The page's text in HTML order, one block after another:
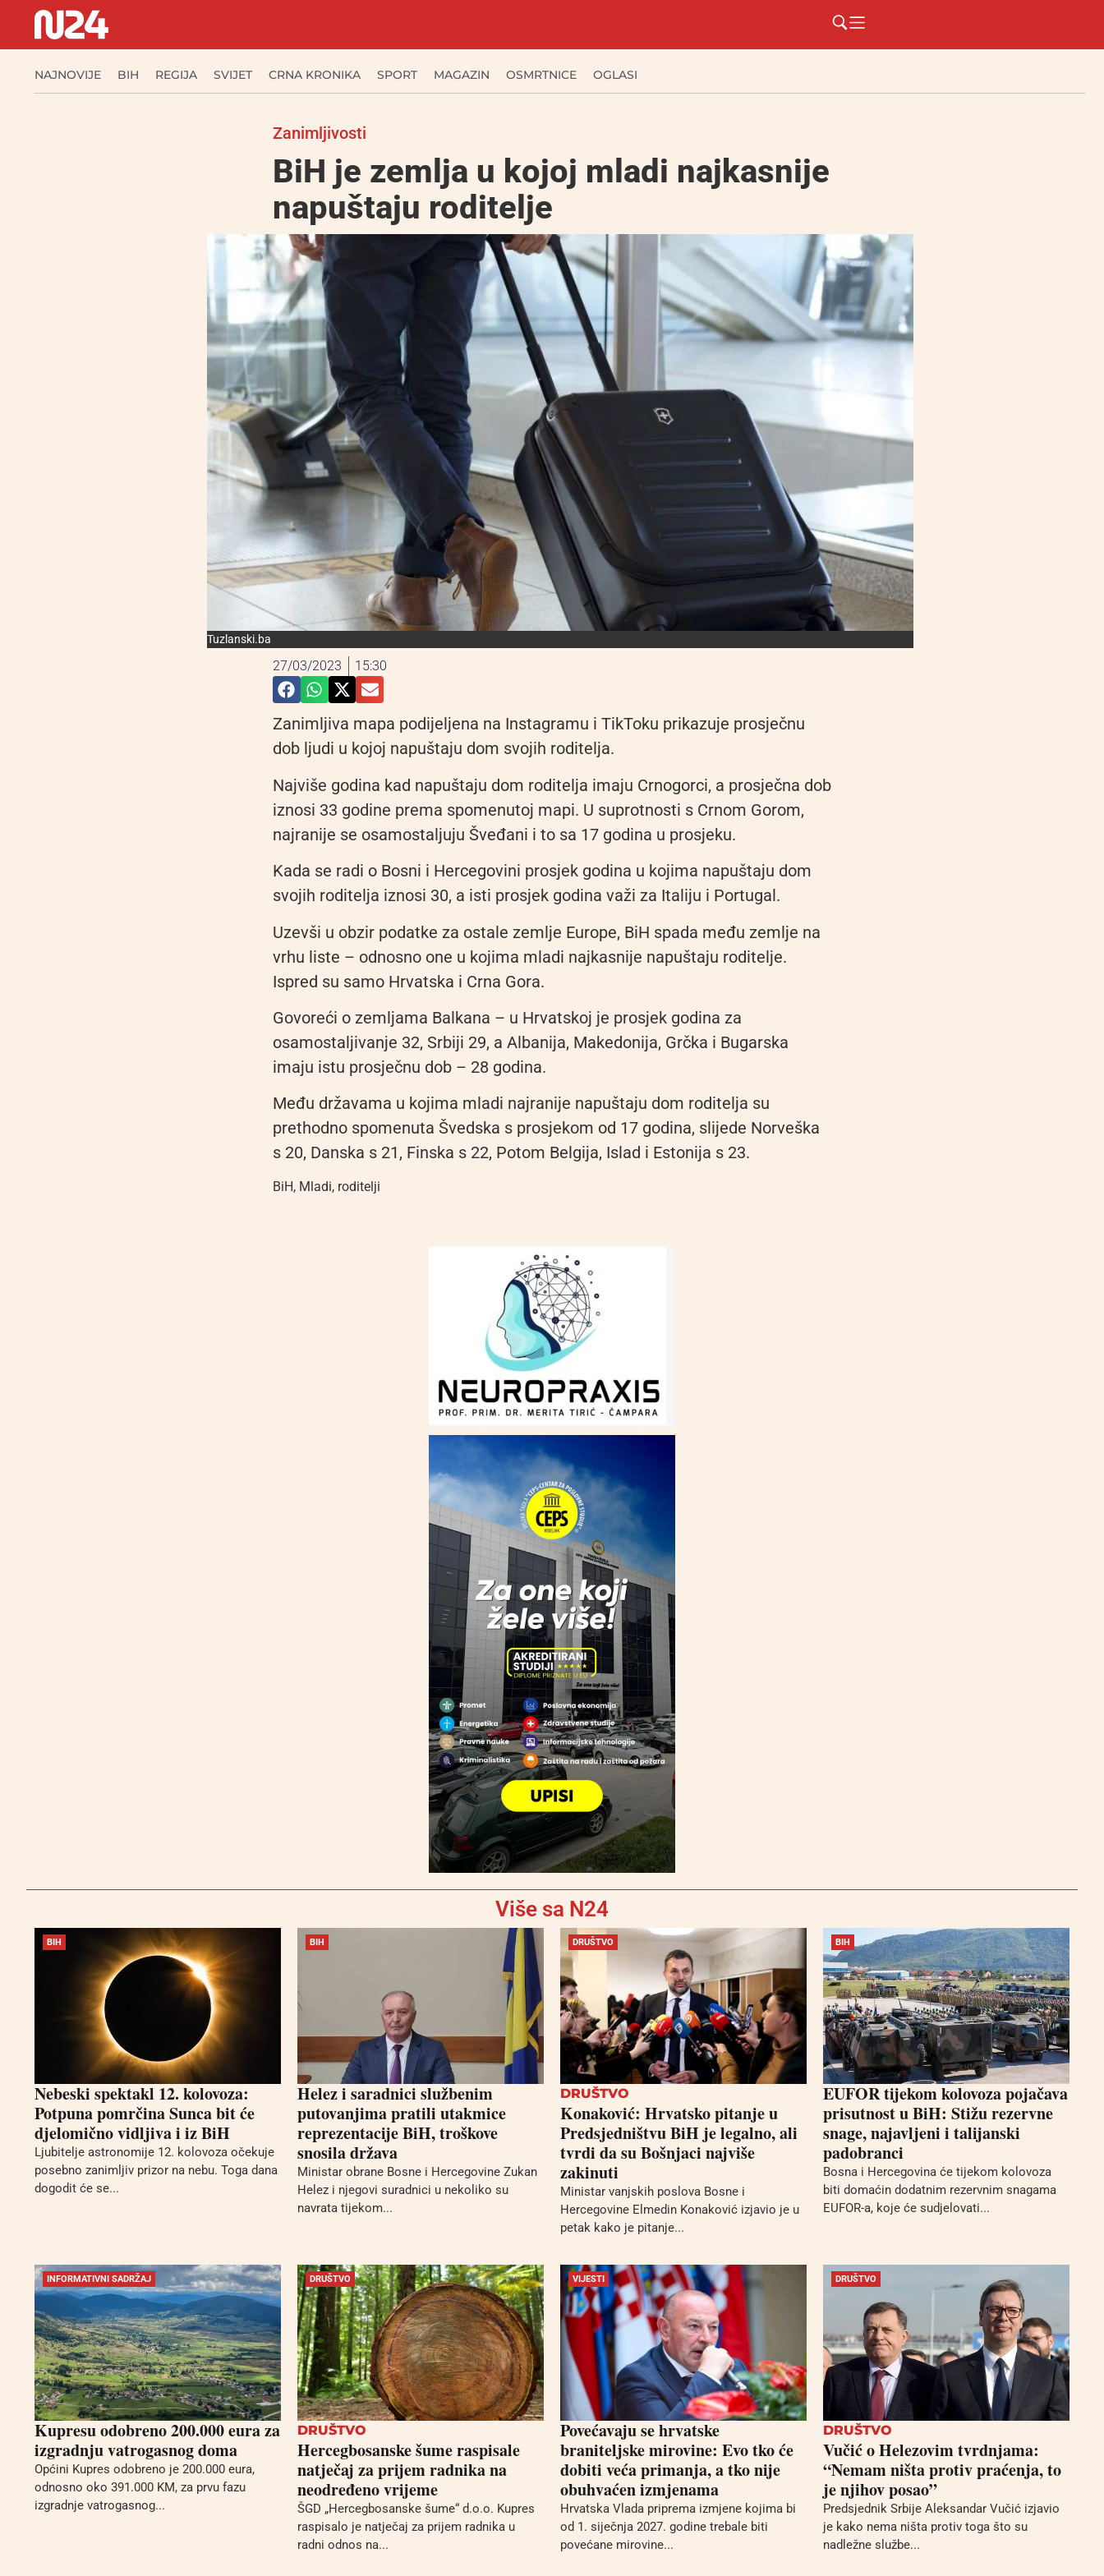
NAJNOVIJE BIH REGIJA SVIJET CRNA KRONIKA SPORT MAGAZIN OSMRTNICE OGLASI
Zanimljivosti
BiH je zemlja u kojoj mladi najkasnije
napuštaju roditelje
Tuzlanski.ba
27/03/2023 15:30
Zanimljiva mapa podijeljena na Instagramu i TikToku prikazuje prosječnu
dob ljudi u kojoj napuštaju dom svojih roditelja.
Najviše godina kad napuštaju dom roditelja imaju Crnogorci, a prosječna dob
iznosi 33 godine prema spomenutoj mapi. U suprotnosti s Crnom Gorom,
najranije se osamostaljuju Šveđani i to sa 17 godina u prosjeku.
Kada se radi o Bosni i Hercegovini prosjek godina u kojima napuštaju dom
svojih roditelja iznosi 30, a isti prosjek godina važi za Italiju i Portugal.
Uzevši u obzir podatke za ostale zemlje Europe, BiH spada među zemlje na
vrhu liste – odnosno one u kojima mladi najkasnije napuštaju roditelje.
Ispred su samo Hrvatska i Crna Gora.
Govoreći o zemljama Balkana – u Hrvatskoj je prosjek godina za
osamostaljivanje 32, Srbiji 29, a Albanija, Makedonija, Grčka i Bugarska
imaju istu prosječnu dob – 28 godina.
Među državama u kojima mladi najranije napuštaju dom roditelja su
prethodno spomenuta Švedska s prosjekom od 17 godina, slijede Norveška
s 20, Danska s 21, Finska s 22, Potom Belgija, Islad i Estonija s 23.
BiH, Mladi, roditelji
Više sa N24
BIH
Nebeski spektakl 12. kolovoza:
Potpuna pomrčina Sunca bit će
djelomično vidljiva i iz BiH
Ljubitelje astronomije 12. kolovoza očekuje
posebno zanimljiv prizor na nebu. Toga dana
dogodit će se...
BIH
Helez i saradnici službenim
putovanjima pratili utakmice
reprezentacije BiH, troškove
snosila država
Ministar obrane Bosne i Hercegovine Zukan
Helez i njegovi suradnici u nekoliko su
navrata tijekom...
DRUŠTVO
DRUŠTVO
Konaković: Hrvatsko pitanje u
Predsjedništvu BiH je legalno, ali
tvrdi da su Bošnjaci najviše
zakinuti
Ministar vanjskih poslova Bosne i
Hercegovine Elmedin Konaković izjavio je u
petak kako je pitanje...
BIH
EUFOR tijekom kolovoza pojačava
prisutnost u BiH: Stižu rezervne
snage, najavljeni i talijanski
padobranci
Bosna i Hercegovina će tijekom kolovoza
biti domaćin dodatnim rezervnim snagama
EUFOR-a, koje će sudjelovati...
INFORMATIVNI SADRŽAJ
Kupresu odobreno 200.000 eura za
izgradnju vatrogasnog doma
Općini Kupres odobreno je 200.000 eura,
odnosno oko 391.000 KM, za prvu fazu
izgradnje vatrogasnog...
DRUŠTVO
DRUŠTVO
Hercegbosanske šume raspisale
natječaj za prijem radnika na
neodređeno vrijeme
ŠGD „Hercegbosanske šume“ d.o.o. Kupres
raspisalo je natječaj za prijem radnika u
radni odnos na...
VIJESTI
Povećavaju se hrvatske
braniteljske mirovine: Evo tko će
dobiti veća primanja, a tko nije
obuhvaćen izmjenama
Hrvatska Vlada priprema izmjene kojima bi
od 1. siječnja 2027. godine trebale biti
povećane mirovine...
DRUŠTVO
DRUŠTVO
Vučić o Helezovim tvrdnjama:
“Nemam ništa protiv praćenja, to
je njihov posao”
Predsjednik Srbije Aleksandar Vučić izjavio
je kako nema ništa protiv toga što su
nadležne službe...